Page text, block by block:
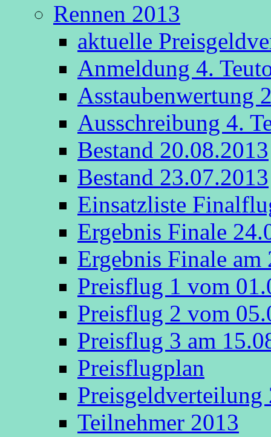
Rennen 2013
aktuelle
Anmeldung 4.
Asstaubenwertung
Ausschreibung 4.
Bestand 20.08.2013
Bestand 23.07.2013
Einsatzliste
Ergebnis Finale
Ergebnis Finale am
Preisflug 1 vom
Preisflug 2 vom
Preisflug 3 am
Preisflugplan
Preisgeldverteilung
Teilnehmer 2013